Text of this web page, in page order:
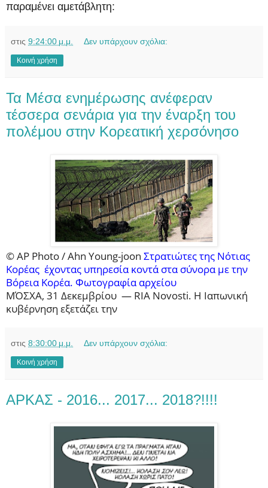
παραμένει αμετάβλητη:
στις 9:24:00 μ.μ. Δεν υπάρχουν σχόλια:
Κοινή χρήση
Τα Μέσα ενημέρωσης ανέφεραν
τέσσερα σενάρια για την έναρξη του
πολέμου στην Κορεατική χερσόνησο
© AP Photo / Ahn Young-joon Στρατιώτες της Νότιας
Κορέας έχοντας υπηρεσία κοντά στα σύνορα με την
Βόρεια Κορέα. Φωτογραφία αρχείου
ΜΌΣΧΑ, 31 Δεκεμβρίου — RIA Novosti. Η Ιαπωνική
κυβέρνηση εξετάζει την
στις 8:30:00 μ.μ. Δεν υπάρχουν σχόλια:
Κοινή χρήση
ΑΡΚΑΣ - 2016... 2017... 2018?!!!!